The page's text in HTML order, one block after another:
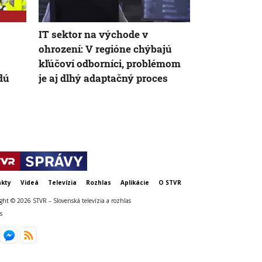
IT sektor na východe v
ohrození: V regióne chýbajú
kľúčoví odborníci, problémom
je aj dlhý adaptačný proces
Videá Televízia Rozhlas Aplikácie O STVR
© 2026 STVR – Slovenská televízia a rozhlas